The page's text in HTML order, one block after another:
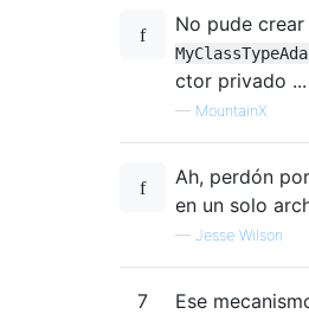
No pude
ctor privado ...
— MountainX
Ah, perdón
en un solo
— Jesse Wilson
7
Ese